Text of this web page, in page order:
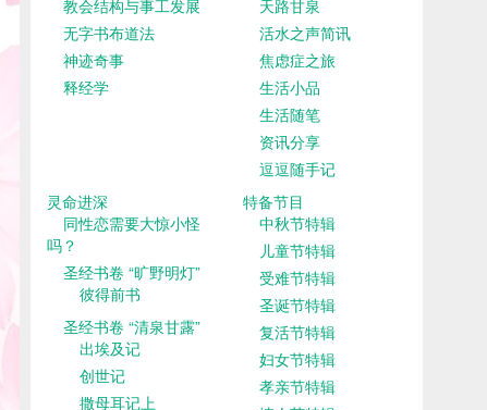
教会结构与事工发展
无字书布道法
神迹奇事
释经学
天路甘泉
活水之声简讯
焦虑症之旅
生活小品
生活随笔
资讯分享
逗逗随手记
灵命进深
同性恋需要大惊小怪
吗？
圣经书卷 “旷野明灯”
彼得前书
圣经书卷 “清泉甘露”
出埃及记
创世记
撒母耳记上
特备节目
中秋节特辑
儿童节特辑
受难节特辑
圣诞节特辑
复活节特辑
妇女节特辑
孝亲节特辑